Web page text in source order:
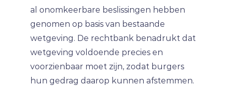
al onomkeerbare beslissingen hebben
genomen op basis van bestaande
wetgeving. De rechtbank benadrukt dat
wetgeving voldoende precies en
voorzienbaar moet zijn, zodat burgers
hun gedrag daarop kunnen afstemmen.